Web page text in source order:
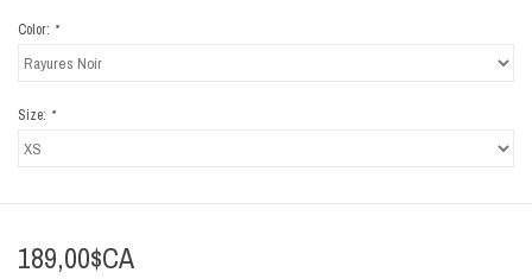
Color: *
Size: *
189,00$CA